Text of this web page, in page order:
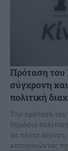
Πρόταση του
σύγχρονη
πολιτική
Την πρότασή του
δημόσια
σε πέντε
κατηγορώντας